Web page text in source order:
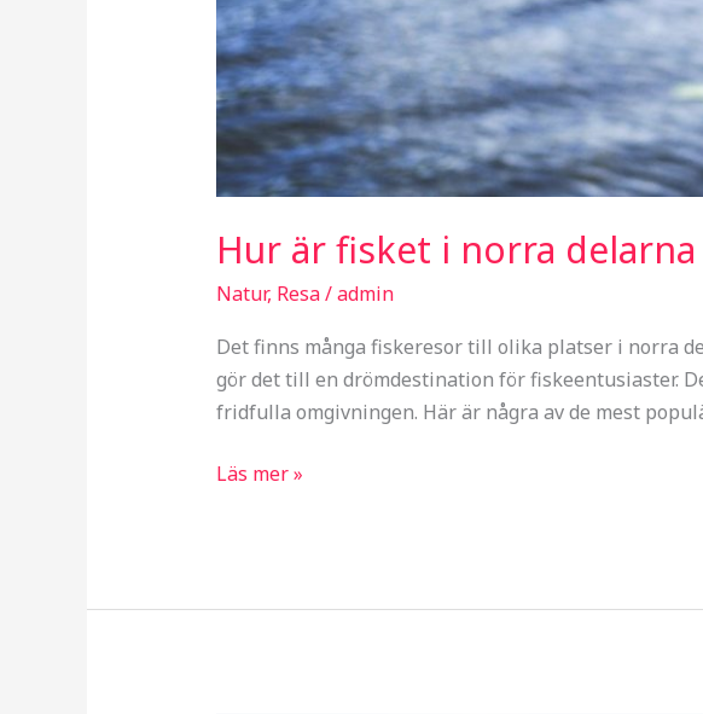
Hur är fisket i norra delarna
Natur, Resa/admin
Det finns många fiskeresor till olika platser i norra
gör det till en drömdestination för fiskeentusiaster.
fridfulla omgivningen. Här är några av de mest
Läs mer »